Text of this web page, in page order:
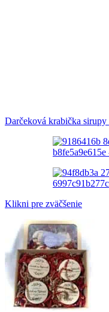
Darčeková krabička sirupy
Klikni pre zväčšenie